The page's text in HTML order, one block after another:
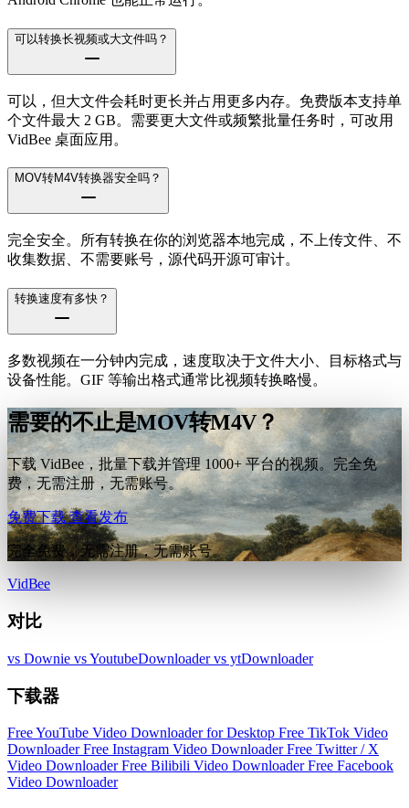
可以转换长视频或大文件吗？
可以，但大文件会耗时更长并占用更多内存。免费版本支持单
个文件最大 2 GB。需要更大文件或频繁批量任务时，可改用
VidBee 桌面应用。
MOV转M4V转换器安全吗？
完全安全。所有转换在你的浏览器本地完成，不上传文件、不
收集数据、不需要账号，源代码开源可审计。
转换速度有多快？
多数视频在一分钟内完成，速度取决于文件大小、目标格式与
设备性能。GIF 等输出格式通常比视频转换略慢。
需要的不止是MOV转M4V？
下载 VidBee，批量下载并管理 1000+ 平台的视频。完全免
费，无需注册，无需账号。
免费下载查看发布
完全免费，无需注册，无需账号。
VidBee
对比
vs Downie vs YoutubeDownloadervs ytDownloader
下载器
Free YouTube Video Downloader for Desktop Free TikTok Video
DownloaderFree Instagram Video DownloaderFree Twitter / X
Video DownloaderFree Bilibili Video DownloaderFree Facebook
Video Downloader